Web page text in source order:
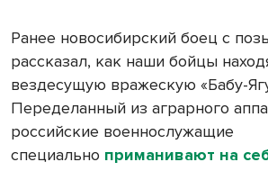
Ранее новосибирский боец с
рассказал, как наши бойцы
вездесущую вражескую «Бабу-
Переделанный из аграрного
российские военнослужащие
специально приманивают на